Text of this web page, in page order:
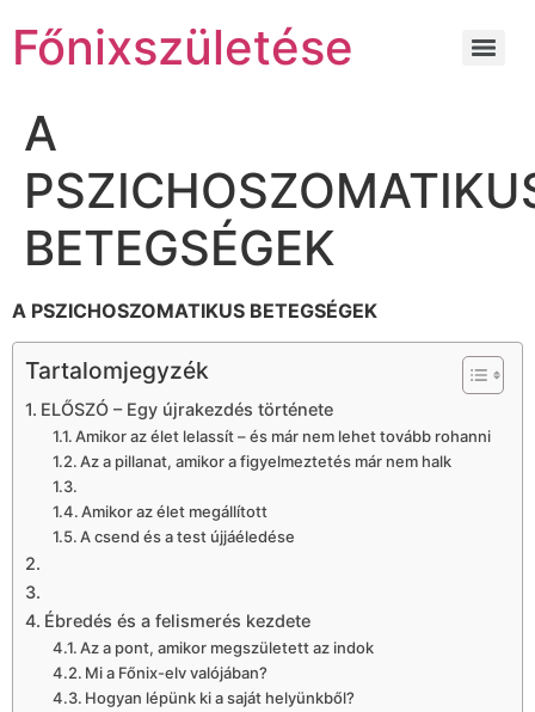
Főnixszületése
A
BETEGSÉGEK
A PSZICHOSZOMATIKUS BETEGSÉGEK
Tartalomjegyzék
ELŐSZÓ – Egy újrakezdés története
Amikor az élet lelassít – és már nem lehet tovább rohanni
Az a pillanat, amikor a figyelmeztetés már nem halk
Amikor az élet megállított
A csend és a test újjáéledése
Ébredés és a felismerés kezdete
Az a pont, amikor megszületett az indok
Mi a Főnix-elv valójában?
Hogyan lépünk ki a saját helyünkből?